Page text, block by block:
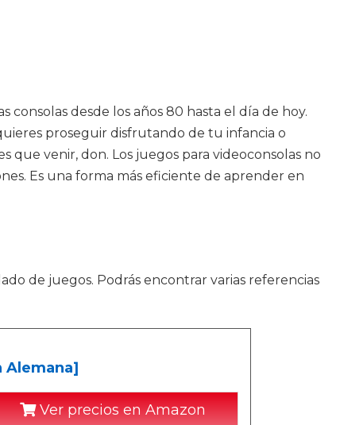
consolas desde los años 80 hasta el día de hoy.
proseguir disfrutando de tu infancia o
venir, don. Los juegos para videoconsolas no
Es una forma más eficiente de aprender en
de juegos. Podrás encontrar varias referencias
Alemana]
Ver precios en Amazon